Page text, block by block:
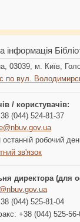
інформація
03039, м. Київ,
по вул.
/ користувачів:
(044) 524-81-37
робочий
зв'язок
директора (для
(044) 525-81-04
+38 (044) 525-56-